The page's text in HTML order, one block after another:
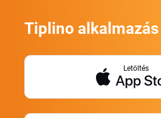
Tiplino alkalmazás
Letöltés